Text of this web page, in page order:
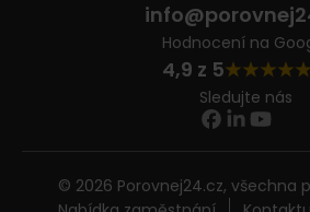
Hodnocení na
4,9 z 5
Sledujte nás
© 2026 Porovnej24.cz, všechna